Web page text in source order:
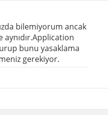
bilemiyorum ancak
bunu yasaklama
gerekiyor.